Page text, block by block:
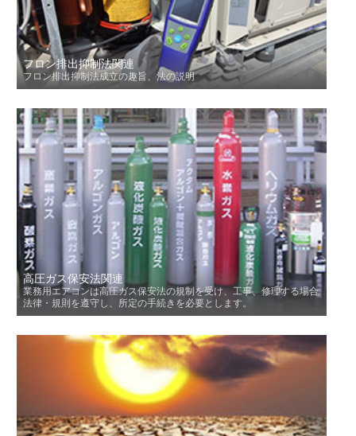
フロン排出抑制法関連
フロン排出抑制法成立の趣旨、法の説明
高圧ガス保安法関連
業務用エアコンは高圧ガス保安法の規制を受け、工事、修理する場合
法律・規則を遵守し、所定の手続きを必要とします。